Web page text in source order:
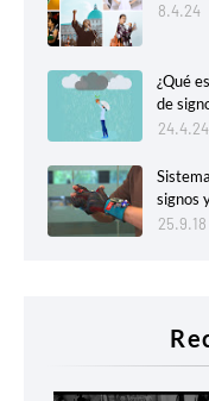
8.4.24
¿Qué
de
24.4.24
signos
25.9.18